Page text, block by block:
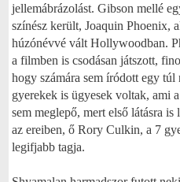
jellemábrázolást. Gibson mellé
színész került, Joaquin Phoenix,
húzónévvé vált Hollywoodban.
a filmben is csodásan játszott,
hogy számára sem íródott egy túl
gyerekek is ügyesek voltak, ami
sem meglepő, mert első látásra
az ereiben, ő Rory Culkin, a 7
legifjabb tagja.